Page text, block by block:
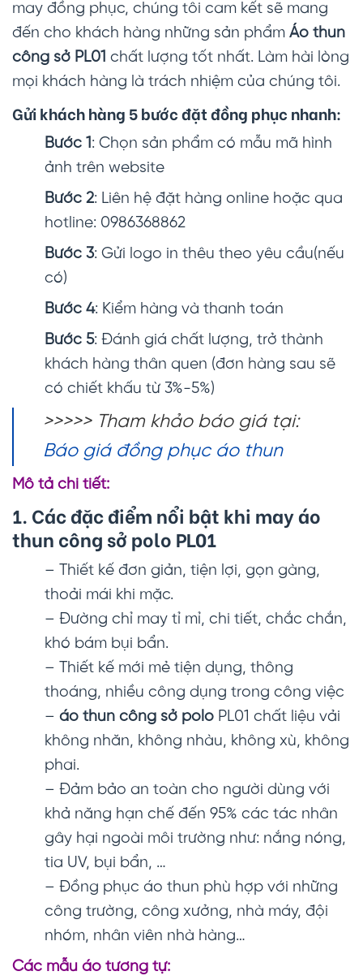
may đồng phục, chúng tôi cam kết sẽ mang
đến cho khách hàng những sản phẩm Áo thun
công sở PL01 chất lượng tốt nhất. Làm hài lòng
mọi khách hàng là trách nhiệm của chúng tôi.
Gửi khách hàng 5 bước đặt đồng phục nhanh:
Bước 1: Chọn sản phẩm có mẫu mã hình
ảnh trên website
Bước 2: Liên hệ đặt hàng online hoặc qua
hotline: 0986368862
Bước 3: Gửi logo in thêu theo yêu cầu(nếu
có)
Bước 4: Kiểm hàng và thanh toán
Bước 5: Đánh giá chất lượng, trở thành
khách hàng thân quen (đơn hàng sau sẽ
có chiết khấu từ 3%-5%)
>>>>> Tham khảo báo giá tại:
Báo giá đồng phục áo thun
Mô tả chi tiết:
1. Các đặc điểm nổi bật khi mayáo
thun công sở polo PL01
– Thiết kế đơn giản, tiện lợi, gọn gàng,
thoải mái khi mặc.
– Đường chỉ may tỉ mỉ, chi tiết, chắc chắn,
khó bám bụi bẩn.
– Thiết kế mới mẻ tiện dụng, thông
thoáng, nhiều công dụng trong công việc
– áo thun công sở polo PL01 chất liệu vải
không nhăn, không nhàu, không xù, không
phai.
– Đảm bảo an toàn cho người dùng với
khả năng hạn chế đến 95% các tác nhân
gây hại ngoài môi trường như: nắng nóng,
tia UV, bụi bẩn, …
– Đồng phục áo thun phù hợp với những
công trường, công xưởng, nhà máy, đội
nhóm, nhân viên nhà hàng…
Các mẫu áo tương tự: